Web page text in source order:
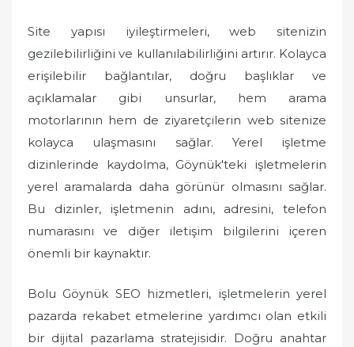
Site yapısı iyileştirmeleri, web sitenizin
gezilebilirliğini ve kullanılabilirliğini artırır. Kolayca
erişilebilir bağlantılar, doğru başlıklar ve
açıklamalar gibi unsurlar, hem arama
motorlarının hem de ziyaretçilerin web sitenize
kolayca ulaşmasını sağlar. Yerel işletme
dizinlerinde kaydolma, Göynük'teki işletmelerin
yerel aramalarda daha görünür olmasını sağlar.
Bu dizinler, işletmenin adını, adresini, telefon
numarasını ve diğer iletişim bilgilerini içeren
önemli bir kaynaktır.
Bolu Göynük SEO hizmetleri, işletmelerin yerel
pazarda rekabet etmelerine yardımcı olan etkili
bir dijital pazarlama stratejisidir. Doğru anahtar